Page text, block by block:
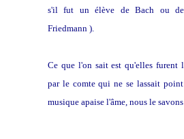
s'il fut un élève de Bach ou
Friedmann ).
Ce que l'on sait est qu'elles furent
par le comte qui ne se lassait
musique apaise l'âme, nous le